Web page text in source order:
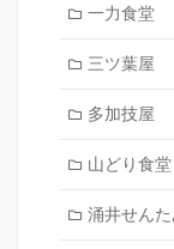
一力食堂
三ツ葉屋
多加技屋
山どり食堂
涌井せん